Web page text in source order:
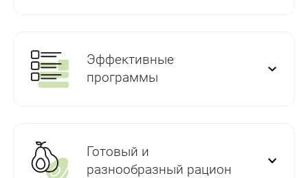
Эффективные
программы
Готовый и
разнообразный рацион